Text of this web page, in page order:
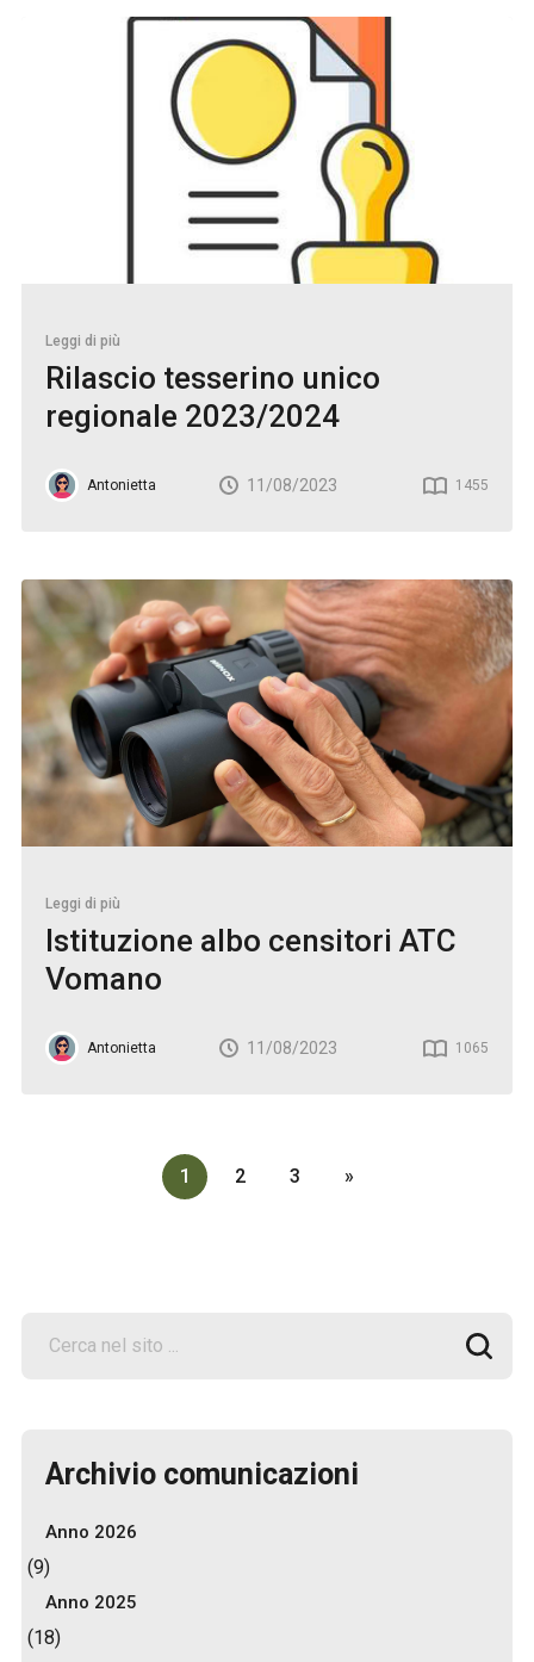
Leggi di più
Rilascio tesserino unico
regionale 2023/2024
Antonietta 11/08/2023 1455
Leggi di più
Istituzione albo censitori ATC
Vomano
Antonietta 11/08/2023 1065
1 2 3 »
Archivio comunicazioni
Anno 2026
(9)
Anno 2025
(18)